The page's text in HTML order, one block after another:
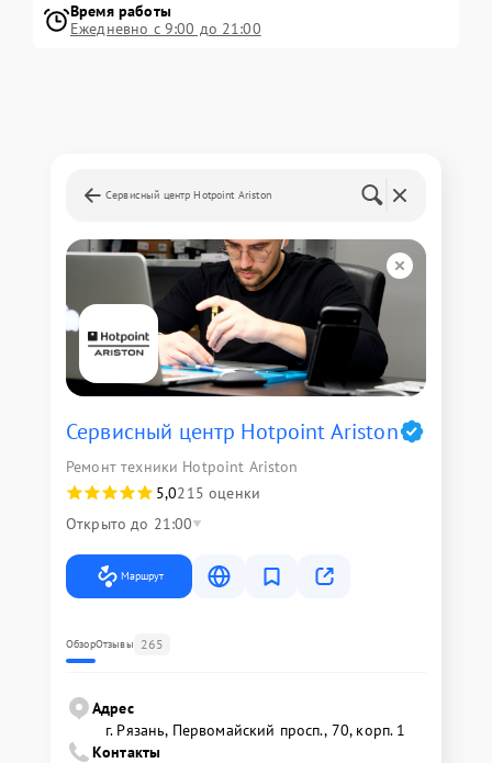
Время работы
Ежедневно с 9:00 до 21:00
Сервисный центр Hotpoint Ariston
Сервисный центр Hotpoint Ariston
Ремонт техники Hotpoint Ariston
5,0215 оценки
Открыто до 21:00
Маршрут
ОбзорОтзывы 265
Адрес
г. Рязань, Первомайский просп., 70, корп. 1
Контакты